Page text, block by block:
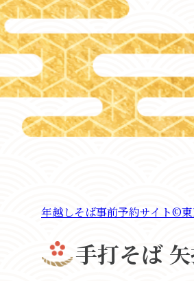
年越しそば事前予約サイト©
手打そば